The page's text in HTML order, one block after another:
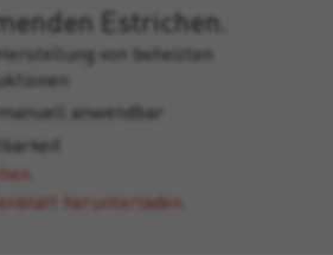
Estrichen.
von beheizten
anwendbar
herunterladen